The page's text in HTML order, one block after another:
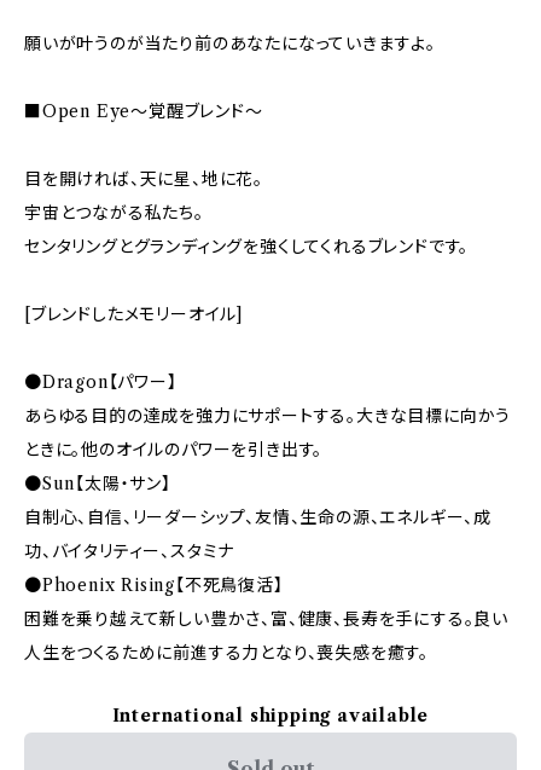
願いが叶うのが当たり前のあなたになっていきますよ。
■Open Eye～覚醒ブレンド～
目を開ければ、天に星、地に花。
宇宙とつながる私たち。
センタリングとグランディングを強くしてくれるブレンドです。
[ブレンドしたメモリーオイル]
●Dragon【パワー】
あらゆる目的の達成を強力にサポートする。大きな目標に向かう
ときに。他のオイルのパワーを引き出す。
●Sun【太陽・サン】
自制心、自信、リーダーシップ、友情、生命の源、エネルギー、成
功、バイタリティー、スタミナ
●Phoenix Rising【不死鳥復活】
困難を乗り越えて新しい豊かさ、富、健康、長寿を手にする。良い
人生をつくるために前進する力となり、喪失感を癒す。
International shipping available